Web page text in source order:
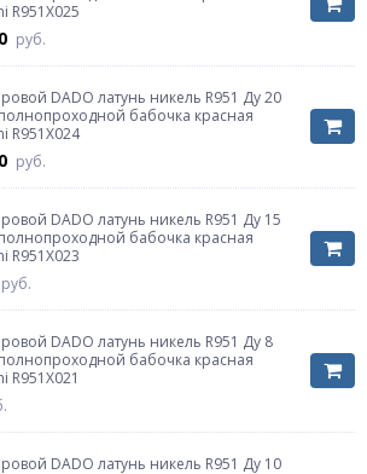
R951X025
руб.
DADO латунь никель R951 Ду 20
бабочка красная
R951X024
руб.
DADO латунь никель R951 Ду 15
бабочка красная
R951X023
руб.
DADO латунь никель R951 Ду 8
бабочка красная
R951X021
DADO латунь никель R951 Ду 10